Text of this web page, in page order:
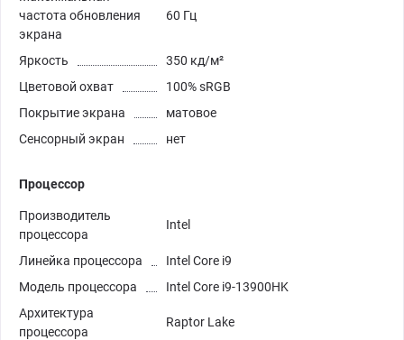
частота обновления
экрана
60 Гц
Яркость
350 кд/м²
Цветовой охват
100% sRGB
Покрытие экрана
матовое
Сенсорный экран
нет
Процессор
Производитель
процессора
Intel
Линейка процессора
Intel Core i9
Модель процессора
Intel Core i9-13900HK
Архитектура
процессора
Raptor Lake